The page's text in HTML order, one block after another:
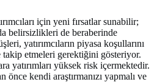
için yeni fırsatlar sunabilir;
belirsizlikleri de beraberinde
yatırımcıların piyasa koşullarını
etmeleri gerektiğini gösteriyor.
yatırımları yüksek risk içermektedir.
önce kendi araştırmanızı yapmalı ve